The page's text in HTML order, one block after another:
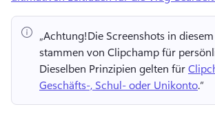
„Achtung!Die Screenshots in
Dieselben Prinzipien gelten für
Geschäfts-, Schul- oder Unikonto.“